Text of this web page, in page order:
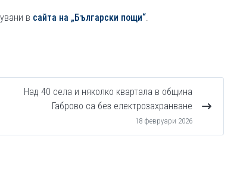
в сайта на „Български пощи“
Над 40 села и няколко квартала в община
Габрово са без електрозахранване
18 февруари 2026